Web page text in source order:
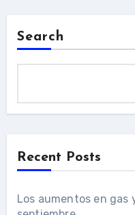
Search
Recent Posts
Los aumentos en